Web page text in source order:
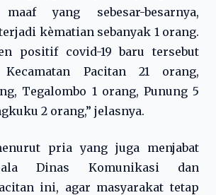
yang sebesar-besarnya,
kèmatian sebanyak 1 orang.
positif covid-19 baru tersebut
Pacitan 21 orang,
Tegalombo 1 orang, Punung 5
2 orang,” jelasnya.
pria yang juga menjabat
Dinas Komunikasi dan
ini, agar masyarakat tetap